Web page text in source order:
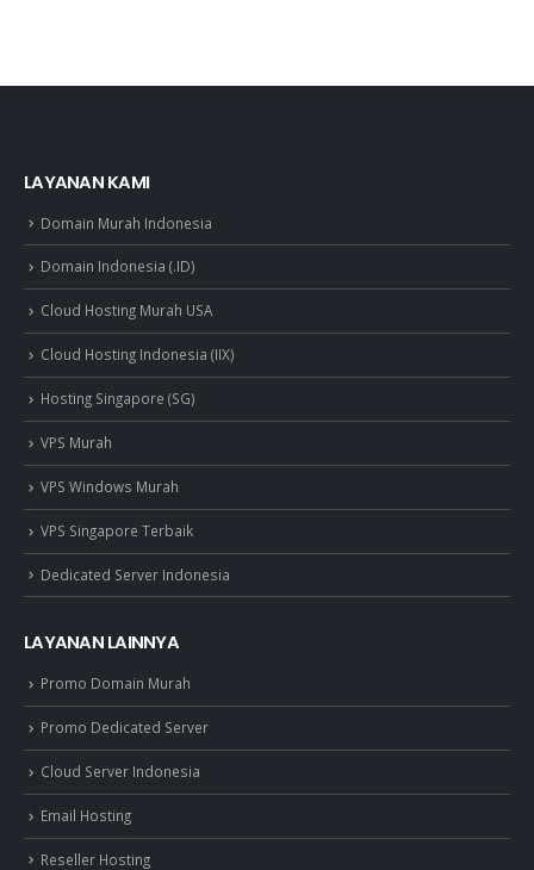
LAYANAN KAMI
Domain Murah Indonesia
Domain Indonesia (.ID)
Cloud Hosting Murah USA
Cloud Hosting Indonesia (IIX)
Hosting Singapore (SG)
VPS Murah
VPS Windows Murah
VPS Singapore Terbaik
Dedicated Server Indonesia
LAYANAN LAINNYA
Promo Domain Murah
Promo Dedicated Server
Cloud Server Indonesia
Email Hosting
Reseller Hosting